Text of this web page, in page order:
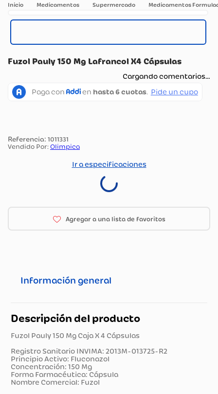
Medicamentos Supermercado Medicamentos
Fuzol Pauly 150 Mg Lafrancol X4 Cápsulas
Cargando comentarios…
: 1011331
Vendido Por: Olimpica
Ir a especificaciones
Información general
Descripción del producto
Fuzol Pauly 150 Mg Caja X 4 Cápsulas
Registro Sanitario INVIMA: 2013M-013725-R2
Principio Activo: Fluconazol
Concentración: 150 Mg
Forma Farmacéutica: Cápsula
Nombre Comercial: Fuzol